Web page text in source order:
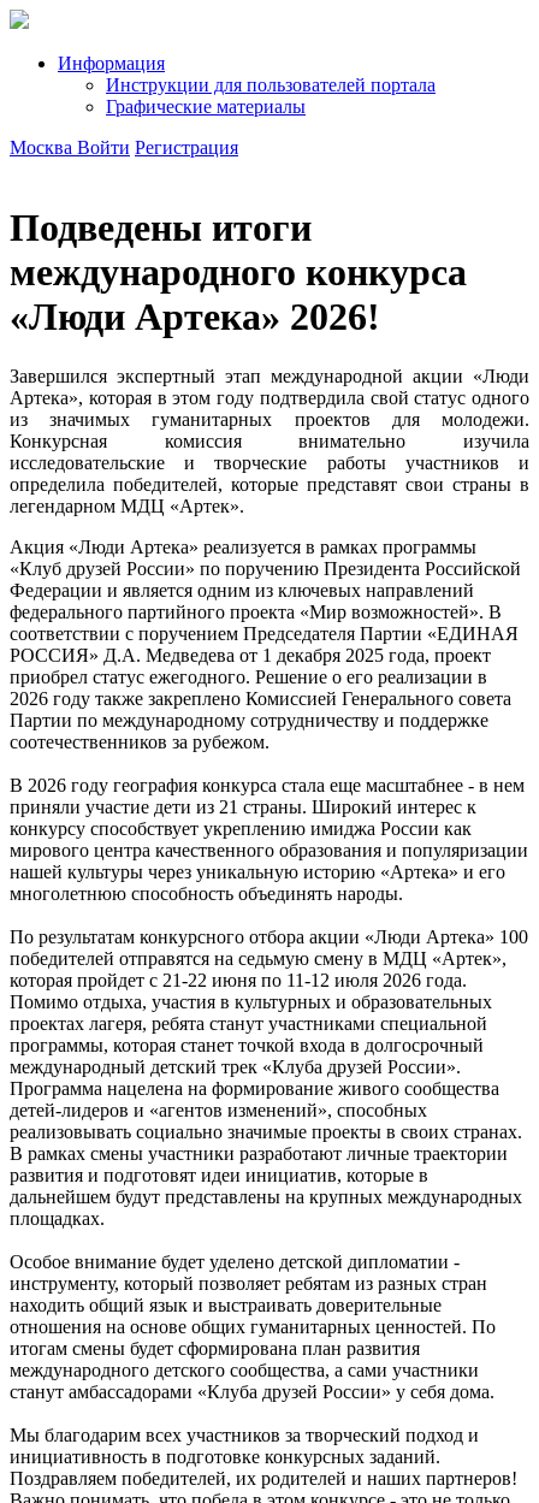
Информация
Инструкции для пользователей портала
Графические материалы
Москва Войти Регистрация
Подведены итоги
международного конкурса
«Люди Артека» 2026!
Завершился экспертный этап международной акции «Люди
Артека», которая в этом году подтвердила свой статус одного
из значимых гуманитарных проектов для молодежи.
Конкурсная комиссия внимательно изучила
исследовательские и творческие работы участников и
определила победителей, которые представят свои страны в
легендарном МДЦ «Артек».
Акция «Люди Артека» реализуется в рамках программы
«Клуб друзей России» по поручению Президента Российской
Федерации и является одним из ключевых направлений
федерального партийного проекта «Мир возможностей». В
соответствии с поручением Председателя Партии «ЕДИНАЯ
РОССИЯ» Д.А. Медведева от 1 декабря 2025 года, проект
приобрел статус ежегодного. Решение о его реализации в
2026 году также закреплено Комиссией Генерального совета
Партии по международному сотрудничеству и поддержке
соотечественников за рубежом.
В 2026 году география конкурса стала еще масштабнее - в нем
приняли участие дети из 21 страны. Широкий интерес к
конкурсу способствует укреплению имиджа России как
мирового центра качественного образования и популяризации
нашей культуры через уникальную историю «Артека» и его
многолетнюю способность объединять народы.
По результатам конкурсного отбора акции «Люди Артека» 100
победителей отправятся на седьмую смену в МДЦ «Артек»,
которая пройдет с 21-22 июня по 11-12 июля 2026 года.
Помимо отдыха, участия в культурных и образовательных
проектах лагеря, ребята станут участниками специальной
программы, которая станет точкой входа в долгосрочный
международный детский трек «Клуба друзей России».
Программа нацелена на формирование живого сообщества
детей-лидеров и «агентов изменений», способных
реализовывать социально значимые проекты в своих странах.
В рамках смены участники разработают личные траектории
развития и подготовят идеи инициатив, которые в
дальнейшем будут представлены на крупных международных
площадках.
Особое внимание будет уделено детской дипломатии -
инструменту, который позволяет ребятам из разных стран
находить общий язык и выстраивать доверительные
отношения на основе общих гуманитарных ценностей. По
итогам смены будет сформирована план развития
международного детского сообщества, а сами участники
станут амбассадорами «Клуба друзей России» у себя дома.
Мы благодарим всех участников за творческий подход и
инициативность в подготовке конкурсных заданий.
Поздравляем победителей, их родителей и наших партнеров!